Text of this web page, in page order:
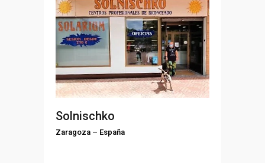
Solnischko
Zaragoza – España